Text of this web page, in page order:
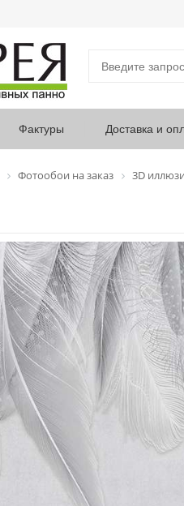
Фактуры Доставка и
Фотообои на заказ 3D